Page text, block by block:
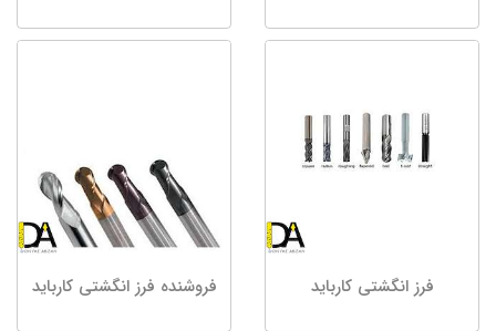
فرز انگشتی کارباید فروشنده فرز انگشتی کارباید